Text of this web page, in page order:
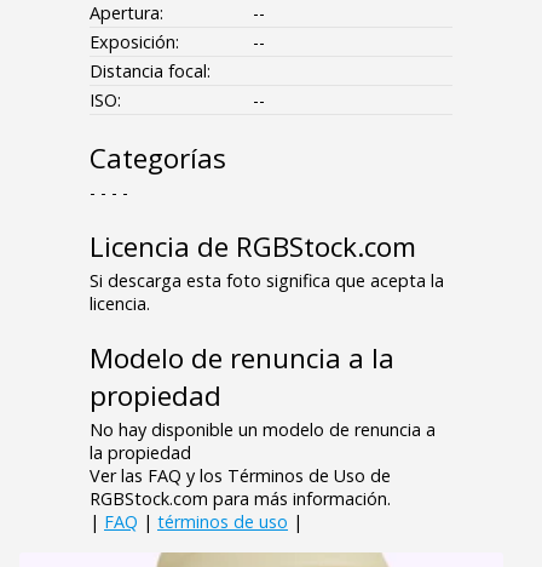
Apertura:
--
Exposición:
--
Distancia focal:
ISO:
--
Categorías
- - - -
Licencia de RGBStock.com
Si descarga esta foto significa que acepta la
licencia.
Modelo de renuncia a la
propiedad
No hay disponible un modelo de renuncia a
la propiedad
Ver las FAQ y los Términos de Uso de
RGBStock.com para más información.
| FAQ | términos de uso |